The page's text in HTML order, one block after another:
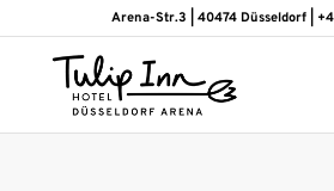
Arena-Str.3 | 40474 Düsseldorf |